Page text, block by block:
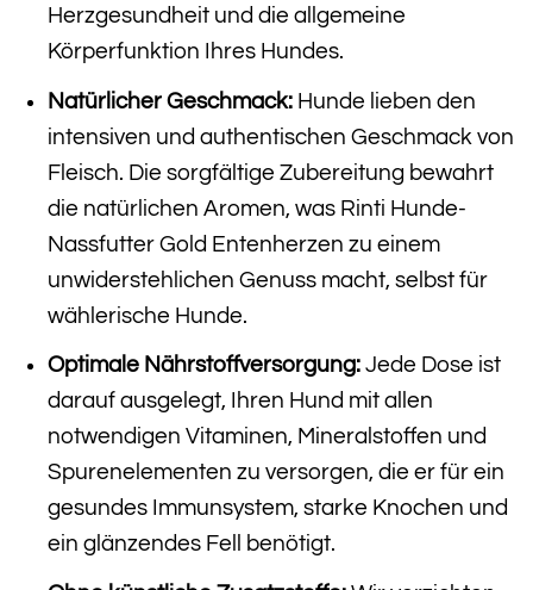
Herzgesundheit und die allgemeine
Körperfunktion Ihres Hundes.
Natürlicher Geschmack:Hunde lieben den
intensiven und authentischen Geschmack von
Fleisch. Die sorgfältige Zubereitung bewahrt
die natürlichen Aromen, was Rinti Hunde-
Nassfutter Gold Entenherzen zu einem
unwiderstehlichen Genuss macht, selbst für
wählerische Hunde.
Optimale Nährstoffversorgung:Jede Dose ist
darauf ausgelegt, Ihren Hund mit allen
notwendigen Vitaminen, Mineralstoffen und
Spurenelementen zu versorgen, die er für ein
gesundes Immunsystem, starke Knochen und
ein glänzendes Fell benötigt.